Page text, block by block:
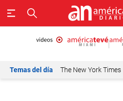
Temas del día The New York Times